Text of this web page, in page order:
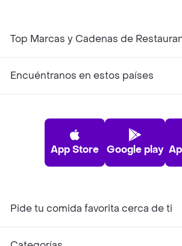
Top Marcas y Cadenas de
Encuéntranos en estos países
App Store Google play
Pide tu comida favorita cerca de ti